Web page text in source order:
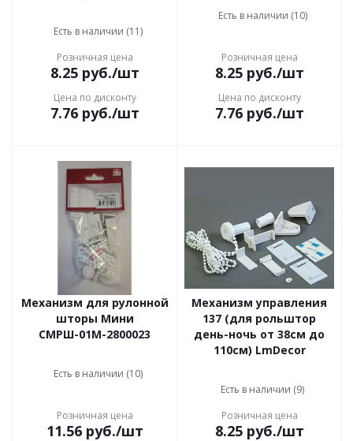
Есть в наличии (11)
Розничная цена
8.25руб./шт
Цена по дисконту
7.76руб./шт
Есть в наличии (10)
Розничная цена
8.25руб./шт
Цена по дисконту
7.76руб./шт
Механизм для рулонной
шторы Мини
СМРШ-01М-2800023
Есть в наличии (10)
Розничная цена
11.56руб./шт
Механизм управления
137 (для рольштор
день-ночь от 38см до
110см) LmDecor
Есть в наличии (9)
Розничная цена
8.25руб./шт